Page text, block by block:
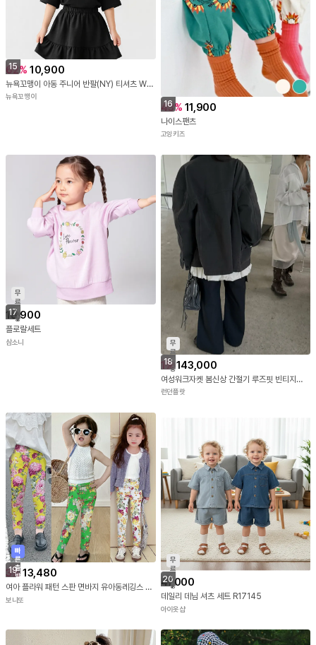
15
62% 10,900
뉴욕꼬맹이 아동 주니어 반팔(NY) 티셔츠 W512
뉴욕꼬맹이
16
43% 11,900
나이스팬츠
고잉키즈
17
무
료
배
송
18,900
플로랄세트
삼소니
18
무
료
배
송
1% 143,000
여성워크자켓 봄신상 간절기 루즈핏 빈티지워싱 야상점퍼 면자켓 다잉자켓
런던플랏
19
빠
른
출
발
3%13,480
여아 플라워 패턴 스판 면바지 유아동레깅스 핏 아기 봄 가을 긴 면 옷선물
보니또
20
무
료
배
송
41,000
데일리 데님 셔츠 세트 R17145
아이옷샵